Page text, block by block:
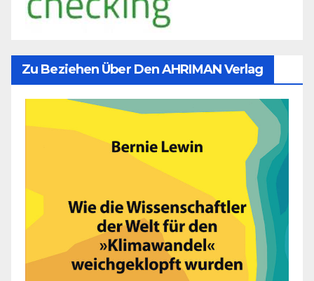
Zu Beziehen Über Den AHRIMAN Verlag